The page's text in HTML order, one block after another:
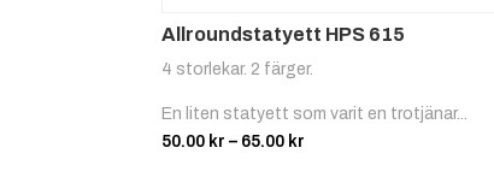
Allroundstatyett HPS 615
4 storlekar. 2 färger.
En liten statyett som varit en trotjänar...
50.00 kr – 65.00 kr